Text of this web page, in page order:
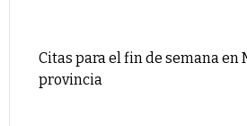
Citas para el fin de semana en
provincia